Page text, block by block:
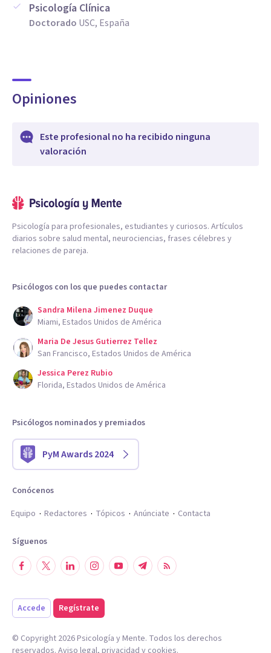
Psicología Clínica
Doctorado USC, España
Opiniones
Este profesional no ha recibido ninguna
valoración
Psicología para profesionales, estudiantes y curiosos. Artículos
diarios sobre salud mental, neurociencias, frases célebres y
relaciones de pareja.
Psicólogos con los que puedes contactar
Sandra Milena Jimenez Duque
Miami, Estados Unidos de América
Maria De Jesus Gutierrez Tellez
San Francisco, Estados Unidos de América
Jessica Perez Rubio
Florida, Estados Unidos de América
Psicólogos nominados y premiados
PyM Awards 2024
Conócenos
Equipo
Redactores Tópicos Anúnciate Contacta
Síguenos
Accede Regístrate
© Copyright 2026Psicología y Mente. Todos los derechos
reservados. Aviso legal, privacidad y cookies.